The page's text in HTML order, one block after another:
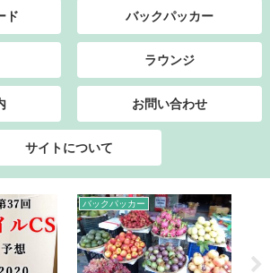
ド バックパッカー
ラウンジ
お問い合わせ
サイトについて
バックパッカー